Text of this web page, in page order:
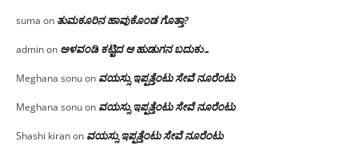
suma on ತುಮಕೂರಿನ ಹಾವುಕೊಂಡ ಗೊತ್ತಾ?
adminon ಅಳವಂಡಿ ಕಟ್ಟಿದ ಆ ಹುಡುಗನ ಬದುಕು…
Meghana sonuon ವಯಸ್ಸು ಇಪ್ಪತ್ತೆಂಟು ಸೇವೆ ನೂರೆಂಟು
Meghana sonuon ವಯಸ್ಸು ಇಪ್ಪತ್ತೆಂಟು ಸೇವೆ ನೂರೆಂಟು
Shashi kiranon ವಯಸ್ಸು ಇಪ್ಪತ್ತೆಂಟು ಸೇವೆ ನೂರೆಂಟು